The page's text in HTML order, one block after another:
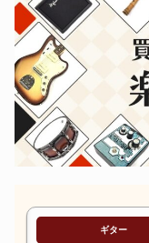
ギター